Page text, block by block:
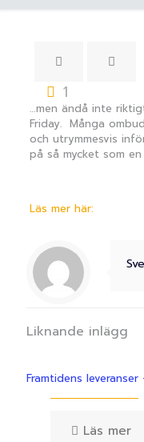
1
…men ändå inte
Friday. Många
och utrymmesvis
på så mycket som
Läs mer här:
Liknande inlägg
Framtidens leveranser
Läs mer